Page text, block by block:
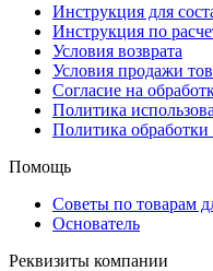
Инструкция для
Инструкция по
Условия возврата
Условия продажи
Согласие на
Политика
Политика
Помощь
Советы по товарам
Основатель
Реквизиты компании